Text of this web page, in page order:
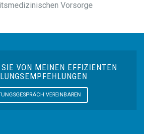
Vorsorge
VON MEINEN EFFIZIENTEN
VEREINBAREN